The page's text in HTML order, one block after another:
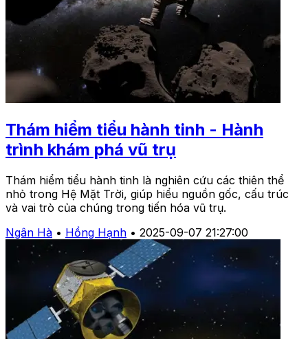
Thám hiểm tiểu hành tinh - Hành
trình khám phá vũ trụ
Thám hiểm tiểu hành tinh là nghiên cứu các thiên thể
nhỏ trong Hệ Mặt Trời, giúp hiểu nguồn gốc, cấu trúc
và vai trò của chúng trong tiến hóa vũ trụ.
Ngân Hà • Hồng Hạnh • 2025-09-07 21:27:00